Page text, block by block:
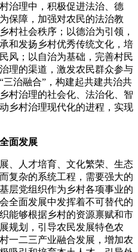
治理中，积极促进法治、德
保障，加强对农民的法治教
村社会秩序；以德治为引领，
和发扬乡村优秀传统文化，培
风；以自治为基础，完善村民
理的渠道，激发农民群众参与
治融合”，构建起共建共治共
村治理的社会化、法治化、智
乡村治理现代化的进程，实现
面发展
、人才培育、文化繁荣、生态
复杂的系统工程，需要强大的
层党组织作为乡村各项事业的
全面发展中发挥着不可替代的
能够根据乡村的资源禀赋和市
规划，引导农民发展特色农
一二三产业融合发展，增加农